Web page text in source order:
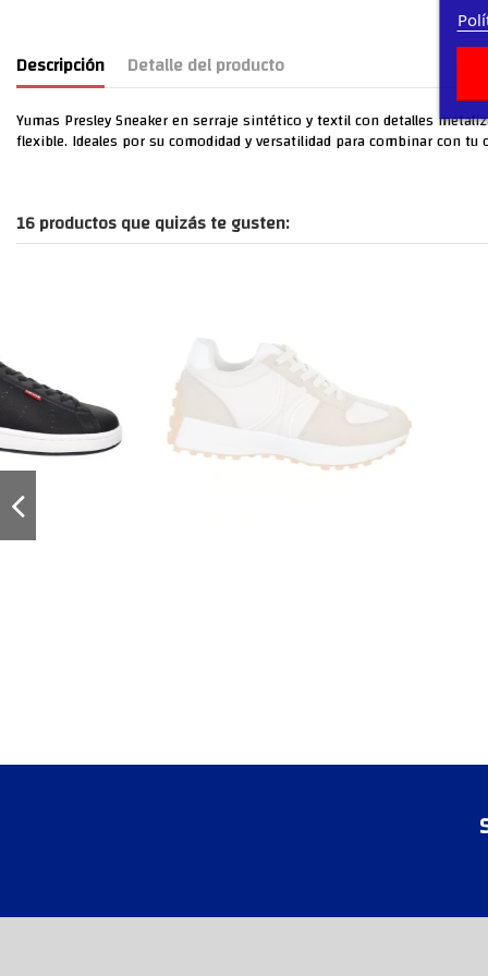
Descripción Detalle del producto
Yumas Presley Sneaker en serraje sintético y textil con detalles
flexible. Ideales por su comodidad y versatilidad para combinar con tu
16 productos que quizás te gusten: